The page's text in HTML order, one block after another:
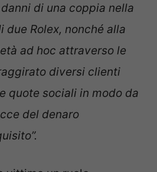
di una coppia nella
due Rolex, nonché alla
ad hoc attraverso le
diversi clienti
quote sociali in modo da
del denaro